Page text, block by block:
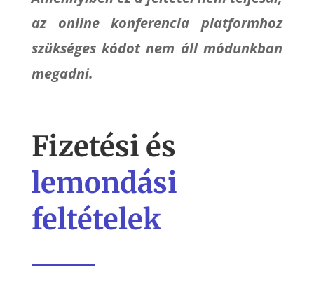
az online konferencia platformhoz
szükséges kódot nem áll módunkban
megadni.
Fizetési és
lemondási
feltételek